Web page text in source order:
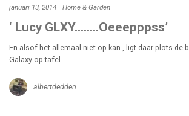
januari 13, 2014 Home & Garden
‘ Lucy GLXY……..Oeeepppss’
En alsof het allemaal niet op kan , ligt daar plots de
Galaxy op tafel…
albertdedden